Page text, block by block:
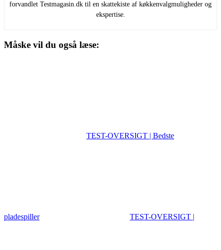
forvandlet Testmagasin.dk til en skattekiste af køkkenvalgmuligheder og
ekspertise.
Måske vil du også læse:
TEST-OVERSIGT | Bedste
pladespiller TEST-OVERSIGT |